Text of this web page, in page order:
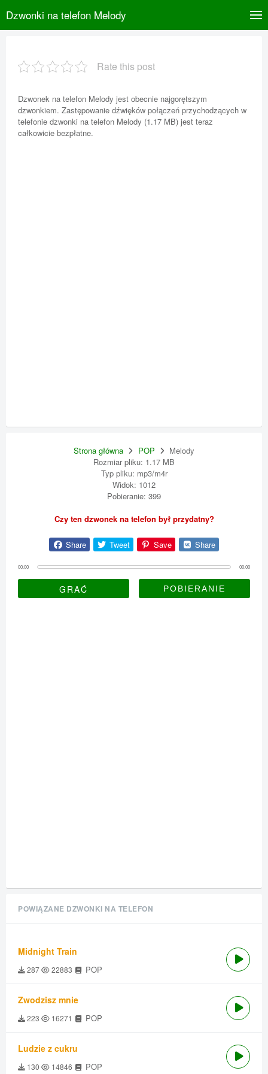
Dzwonki na telefon Melody
Rate this post
Dzwonek na telefon Melody jest obecnie najgorętszym
dzwonkiem. Zastępowanie dźwięków połączeń przychodzących w
telefonie dzwonki na telefon Melody (1.17 MB) jest teraz
całkowicie bezpłatne.
Strona główna POP
Melody
Rozmiar pliku: 1.17 MB
Typ pliku: mp3/m4r
Widok: 1012
Pobieranie: 399
Czy ten dzwonek na telefon był przydatny?
Share Tweet Save Share
00:00 00:00
GRAĆ
POWIĄZANE DZWONKI NA TELEFON
Midnight Train
287 22883 POP
Zwodzisz mnie
223 16271 POP
Ludzie z cukru
130 14846 POP